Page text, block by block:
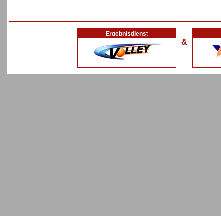
Ergebnisdienst
&